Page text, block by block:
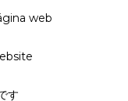
web
す